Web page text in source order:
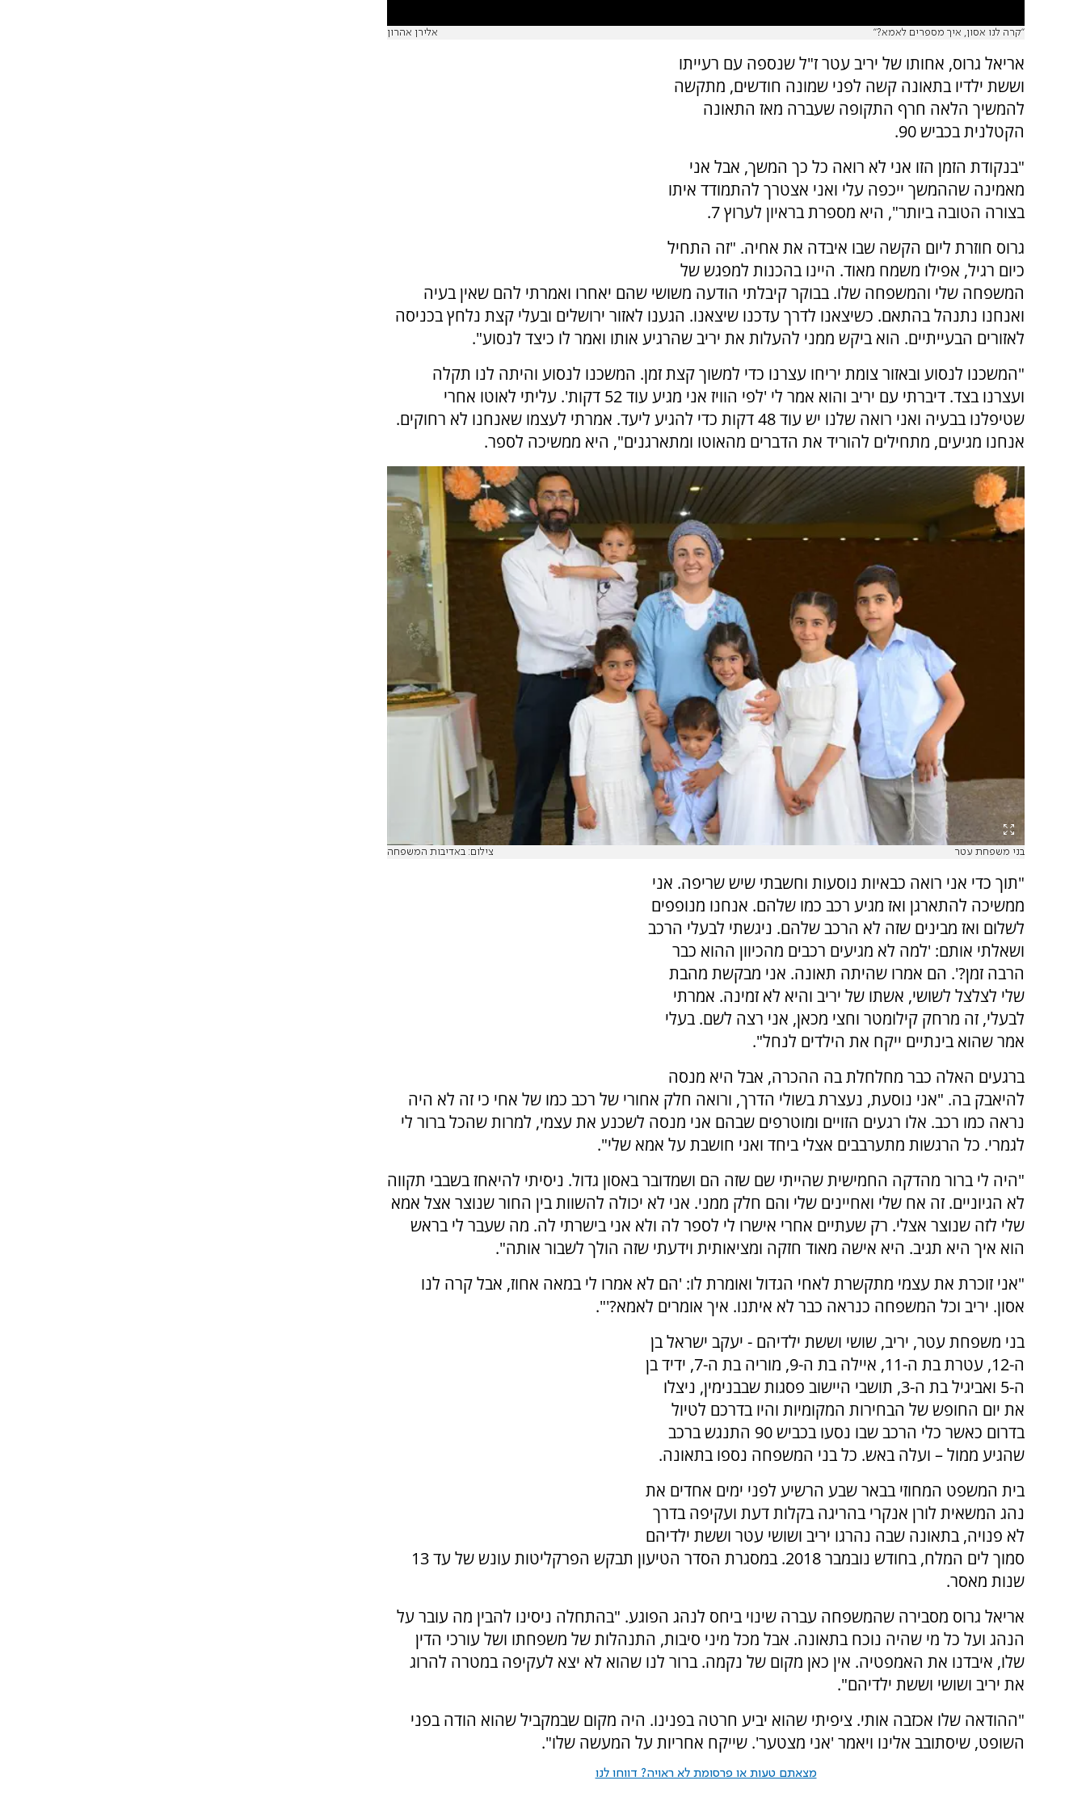
''קרה לנו אסון, איך מספרים לאמא?'' אלירן אהרון
אריאל גרוס, אחותו של יריב עטר ז"ל שנספה עם רעייתו
וששת ילדיו בתאונה קשה לפני שמונה חודשים, מתקשה
להמשיך הלאה חרף התקופה שעברה מאז התאונה
הקטלנית בכביש 90.
"בנקודת הזמן הזו אני לא רואה כל כך המשך, אבל אני
מאמינה שההמשך ייכפה עלי ואני אצטרך להתמודד איתו
בצורה הטובה ביותר", היא מספרת בראיון לערוץ 7.
גרוס חוזרת ליום הקשה שבו איבדה את אחיה. "זה התחיל
כיום רגיל, אפילו משמח מאוד. היינו בהכנות למפגש של
המשפחה שלי והמשפחה שלו. בבוקר קיבלתי הודעה משושי שהם יאחרו ואמרתי להם שאין בעיה
ואנחנו נתנהל בהתאם. כשיצאנו לדרך עדכנו שיצאנו. הגענו לאזור ירושלים ובעלי קצת נלחץ בכניסה
לאזורים הבעייתיים. הוא ביקש ממני להעלות את יריב שהרגיע אותו ואמר לו כיצד לנסוע".
"המשכנו לנסוע ובאזור צומת יריחו עצרנו כדי למשוך קצת זמן. המשכנו לנסוע והיתה לנו תקלה
ועצרנו בצד. דיברתי עם יריב והוא אמר לי 'לפי הוויז אני מגיע עוד 52 דקות'. עליתי לאוטו אחרי
שטיפלנו בבעיה ואני רואה שלנו יש עוד 48 דקות כדי להגיע ליעד. אמרתי לעצמו שאנחנו לא רחוקים.
אנחנו מגיעים, מתחילים להוריד את הדברים מהאוטו ומתארגנים", היא ממשיכה לספר.
בני משפחת עטר צילום: באדיבות המשפחה
"תוך כדי אני רואה כבאיות נוסעות וחשבתי שיש שריפה. אני
ממשיכה להתארגן ואז מגיע רכב כמו שלהם. אנחנו מנופפים
לשלום ואז מבינים שזה לא הרכב שלהם. ניגשתי לבעלי הרכב
ושאלתי אותם: 'למה לא מגיעים רכבים מהכיוון ההוא כבר
הרבה זמן?'. הם אמרו שהיתה תאונה. אני מבקשת מהבת
שלי לצלצל לשושי, אשתו של יריב והיא לא זמינה. אמרתי
לבעלי, זה מרחק קילומטר וחצי מכאן, אני רצה לשם. בעלי
אמר שהוא בינתיים ייקח את הילדים לנחל".
ברגעים האלה כבר מחלחלת בה ההכרה, אבל היא מנסה
להיאבק בה. "אני נוסעת, נעצרת בשולי הדרך, ורואה חלק אחורי של רכב כמו של אחי כי זה לא היה
נראה כמו רכב. אלו רגעים הזויים ומוטרפים שבהם אני מנסה לשכנע את עצמי, למרות שהכל ברור לי
לגמרי. כל הרגשות מתערבבים אצלי ביחד ואני חושבת על אמא שלי".
"היה לי ברור מהדקה החמישית שהייתי שם שזה הם ושמדובר באסון גדול. ניסיתי להיאחז בשבבי תקווה
לא הגיוניים. זה אח שלי ואחיינים שלי והם חלק ממני. אני לא יכולה להשוות בין החור שנוצר אצל אמא
שלי לזה שנוצר אצלי. רק שעתיים אחרי אישרו לי לספר לה ולא אני בישרתי לה. מה שעבר לי בראש
הוא איך היא תגיב. היא אישה מאוד חזקה ומציאותית וידעתי שזה הולך לשבור אותה".
"אני זוכרת את עצמי מתקשרת לאחי הגדול ואומרת לו: 'הם לא אמרו לי במאה אחוז, אבל קרה לנו
אסון. יריב וכל המשפחה כנראה כבר לא איתנו. איך אומרים לאמא?'".
בני משפחת עטר, יריב, שושי וששת ילדיהם - יעקב ישראל בן
ה-12, עטרת בת ה-11, איילה בת ה-9, מוריה בת ה-7, ידיד בן
ה-5 ואביגיל בת ה-3, תושבי היישוב פסגות שבבנימין, ניצלו
את יום החופש של הבחירות המקומיות והיו בדרכם לטיול
בדרום כאשר כלי הרכב שבו נסעו בכביש 90 התנגש ברכב
שהגיע ממול – ועלה באש. כל בני המשפחה נספו בתאונה.
בית המשפט המחוזי בבאר שבע הרשיע לפני ימים אחדים את
נהג המשאית לורן אנקרי בהריגה בקלות דעת ועקיפה בדרך
לא פנויה, בתאונה שבה נהרגו יריב ושושי עטר וששת ילדיהם
סמוך לים המלח, בחודש נובמבר 2018. במסגרת הסדר הטיעון תבקש הפרקליטות עונש של עד 13
שנות מאסר.
אריאל גרוס מסבירה שהמשפחה עברה שינוי ביחס לנהג הפוגע. "בהתחלה ניסינו להבין מה עובר על
הנהג ועל כל מי שהיה נוכח בתאונה. אבל מכל מיני סיבות, התנהלות של משפחתו ושל עורכי הדין
שלו, איבדנו את האמפטיה. אין כאן מקום של נקמה. ברור לנו שהוא לא יצא לעקיפה במטרה להרוג
את יריב ושושי וששת ילדיהם".
"ההודאה שלו אכזבה אותי. ציפיתי שהוא יביע חרטה בפנינו. היה מקום שבמקביל שהוא הודה בפני
השופט, שיסתובב אלינו ויאמר 'אני מצטער'. שייקח אחריות על המעשה שלו".
מצאתם טעות או פרסומת לא ראויה? דווחו לנו